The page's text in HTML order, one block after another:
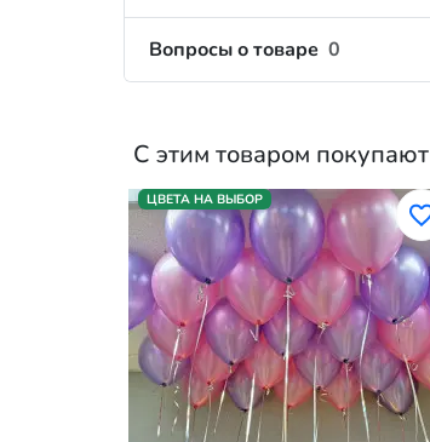
Вопросы о товаре 0
С этим товаром покупают
ЦВЕТА НА ВЫБОР